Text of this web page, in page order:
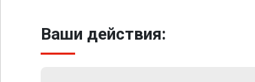
Ваши действия: